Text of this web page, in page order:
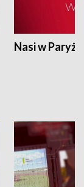
Nasi w Paryżu